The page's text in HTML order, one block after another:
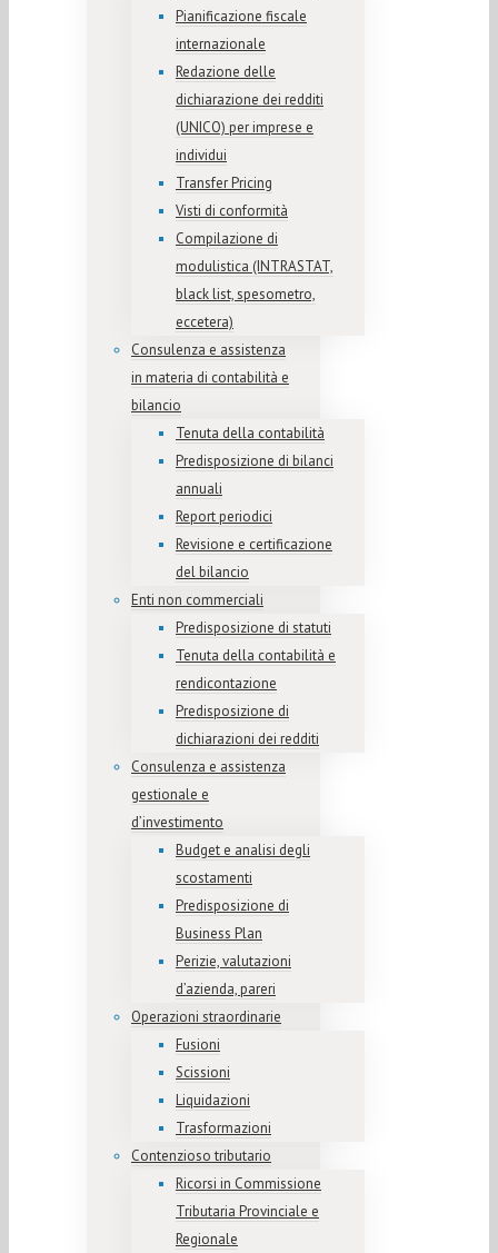
Pianificazione fiscale
internazionale
Redazione delle
dichiarazione dei redditi
(UNICO) per imprese e
individui
Transfer Pricing
Visti di conformità
Compilazione di
modulistica (INTRASTAT,
black list, spesometro,
eccetera)
Consulenza e assistenza
in materia di contabilità e
bilancio
Tenuta della contabilità
Predisposizione di bilanci
annuali
Report periodici
Revisione e certificazione
del bilancio
Enti non commerciali
Predisposizione di statuti
Tenuta della contabilità e
rendicontazione
Predisposizione di
dichiarazioni dei redditi
Consulenza e assistenza
gestionale e
d’investimento
Budget e analisi degli
scostamenti
Predisposizione di
Business Plan
Perizie, valutazioni
d’azienda, pareri
Operazioni straordinarie
Fusioni
Scissioni
Liquidazioni
Trasformazioni
Contenzioso tributario
Ricorsi in Commissione
Tributaria Provinciale e
Regionale